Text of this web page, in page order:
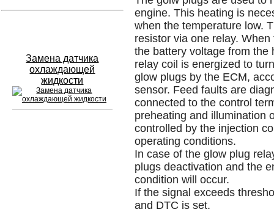
Замена датчика
охлаждающей
жидкости
engine. This heating is
when the temperature low.
resistor via one relay.
the battery voltage from the
relay coil is energized to
glow plugs by the ECM,
sensor. Feed faults are
connected to the control
preheating and illumination
controlled by the injection
operating conditions.
In case of the glow plug
plugs deactivation and the
condition will occur.
If the signal exceeds
and DTC is set.